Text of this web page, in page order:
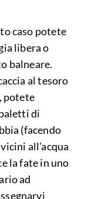
caso potete
libera o
balneare.
al tesoro
potete
di
(facendo
all’acqua
la fate in uno
ad